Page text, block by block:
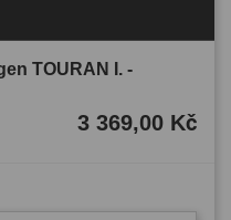
TOURAN I. -
3 369,00 Kč